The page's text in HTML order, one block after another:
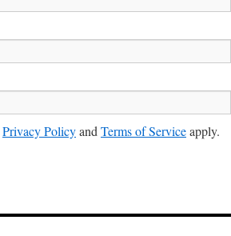
Privacy Policyand Terms of Serviceapply.